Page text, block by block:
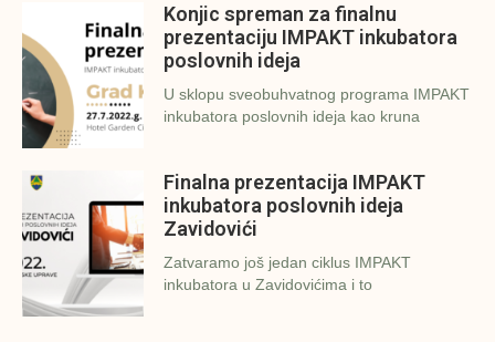
Konjic spreman za finalnu
prezentaciju IMPAKT inkubatora
poslovnih ideja
U sklopu sveobuhvatnog programa IMPAKT
inkubatora poslovnih ideja kao kruna
Finalna prezentacija IMPAKT
inkubatora poslovnih ideja
Zavidovići
Zatvaramo još jedan ciklus IMPAKT
inkubatora u Zavidovićima i to